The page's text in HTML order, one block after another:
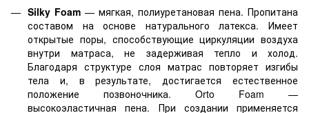
Silky Foam — мягкая, полиуретановая пена. Пропитана
составом на основе натурального латекса. Имеет
открытые поры, способствующие циркуляции воздуха
внутри матраса, не задерживая тепло и холод.
Благодаря структуре слоя матрас повторяет изгибы
тела и, в результате, достигается естественное
положение позвоночника. Orto Foam —
высокоэластичная пена. При создании применяется